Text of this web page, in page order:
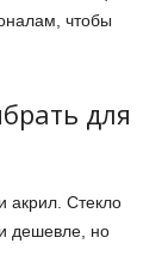
чтобы
для
акрил. Стекло
дешевле, но